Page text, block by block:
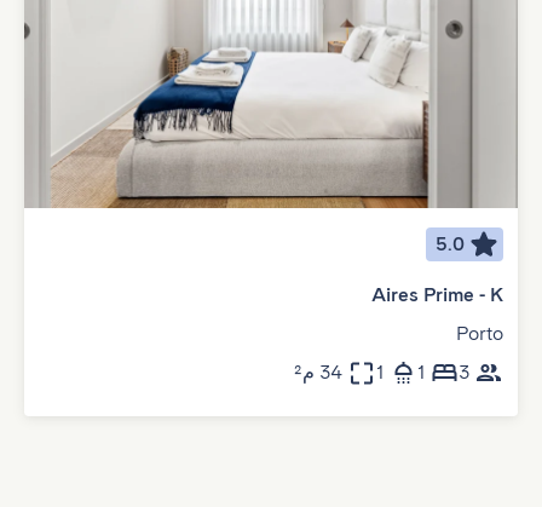
5.0
Aires Prime - K
Porto
3
1
1 34 م²